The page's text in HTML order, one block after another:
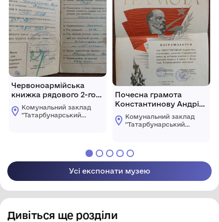
Червоноармійська
книжка рядового 2-го
УКраїнського фронту
Силатенко Якова
Комунальний заклад
"Татарбунарський
Почесна грамота
Константинову Андрію
Константиновичу
Комунальний заклад
"Татарбунарський
міської ради
Усі експонати музею
Дивіться ще розділи